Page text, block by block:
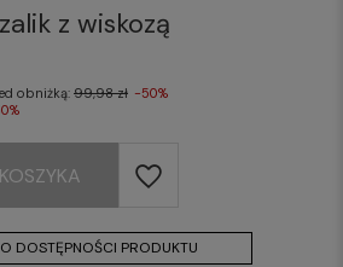
z wiskozą
obniżką: 99,98 zł -50%
DOSTĘPNOŚCI PRODUKTU